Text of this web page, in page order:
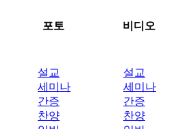
포토 비디오
설교
세미나
간증
찬양
설교
세미나
간증
찬양